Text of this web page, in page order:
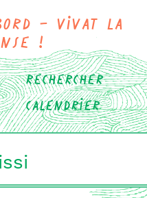
- Vivat la
!
Rechercher
Calendrier